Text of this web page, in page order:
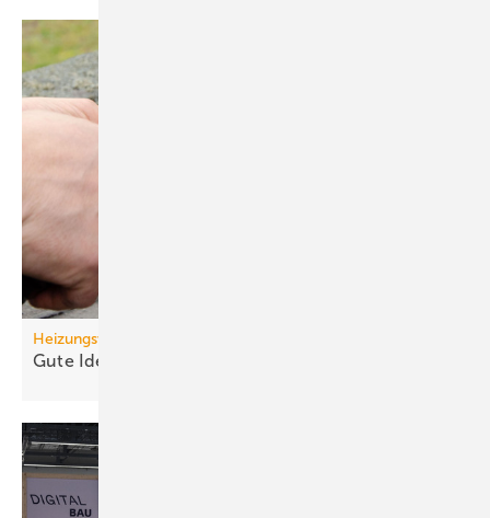
Heizungswende
Gute Ideen für den